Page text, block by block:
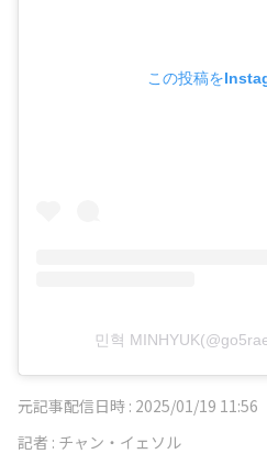
この投稿を
민혁
元記事配信日時 : 2025/01/19 11:56
記者 : チャン・イェソル